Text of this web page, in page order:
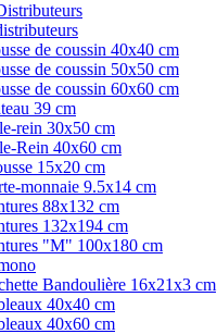
de coussin 40x40 cm
de coussin 50x50 cm
de coussin 60x60 cm
39 cm
rein 30x50 cm
Rein 40x60 cm
15x20 cm
monnaie 9.5x14 cm
88x132 cm
132x194 cm
"M" 100x180 cm
Bandoulière 16x21x3 cm
40x40 cm
40x60 cm